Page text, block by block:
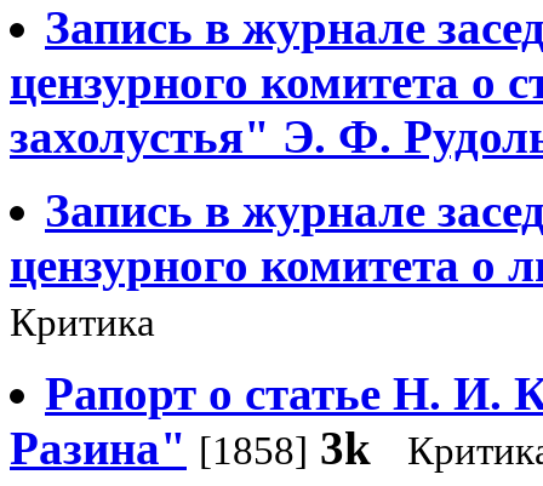
Запись в журнале
цензурного комитета о
захолустья" Э. Ф.
Запись в журнале
цензурного комитета о
Критика
Рапорт о статье Н. И.
Разина" [1858] 3k